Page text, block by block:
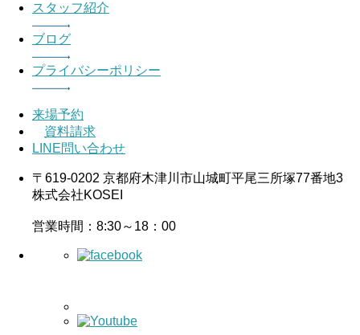
スタッフ紹介
ブログ
プライバシーポリシー
来場予約
資料請求
LINE問い合わせ
〒619-0202 京都府木津川市山城町平尾三所塚77番地3
株式会社KOSEI
営業時間：8:30～18：00